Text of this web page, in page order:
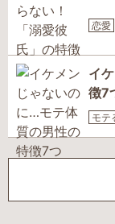
恋愛
イ
徴7
モテ